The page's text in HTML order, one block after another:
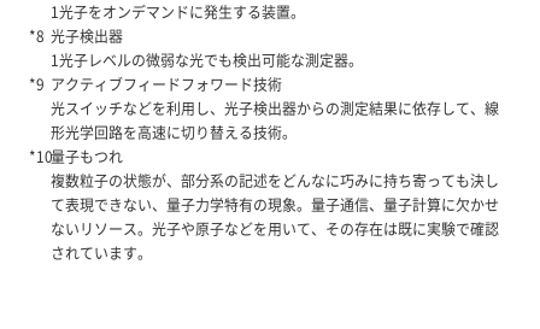
1光子をオンデマンドに発生する装置。
光子検出器
1光子レベルの微弱な光でも検出可能な測定器。
アクティブフィードフォワード技術
光スイッチなどを利用し、光子検出器からの測定結果に依存して、線
形光学回路を高速に切り替える技術。
量子もつれ
複数粒子の状態が、部分系の記述をどんなに巧みに持ち寄っても決し
て表現できない、量子力学特有の現象。量子通信、量子計算に欠かせ
ないリソース。光子や原子などを用いて、その存在は既に実験で確認
されています。